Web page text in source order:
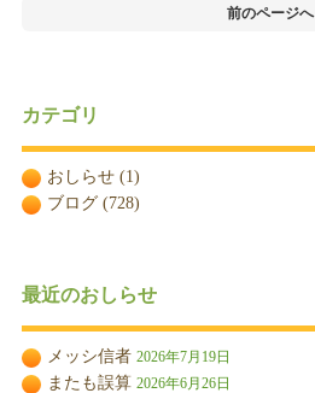
前のページへ
カテゴリ
おしらせ(1)
ブログ(728)
最近のおしらせ
メッシ信者 2026年7月19日
またも誤算 2026年6月26日